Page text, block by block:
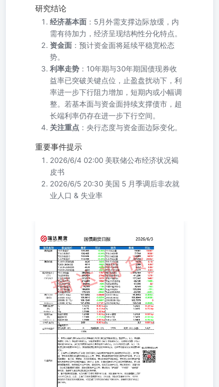
研究结论
经济基本面 ：5月外需支撑边际放缓，内
需有待加力，经济呈现结构性分化特点。
资金面 ：预计资金面将延续平稳宽松态
势。
利率走势 ：10年期与30年期国债现券收
益率已突破关键点位，止盈盘扰动下，利
率进一步下行阻力增加，短期内或小幅调
整。若基本面与资金面持续支撑债市，超
长端利率仍存在进一步下行空间。
关注重点 ：央行态度与资金面边际变化。
重要事件提示
2026/6/4 02:00 美联储公布经济状况褐
皮书
2026/6/5 20:30 美国 5 月季调后非农就
业人口 & 失业率
放情况。数据显示，5月，中期借贷便利（MLF）净投放
1000亿元，常备借贷便利（SLF）净投放9亿元，抵押补充
贷款（PSL）净回笼1545亿元，其他结构性货币政策工具净
投放1129亿元。公开市场业务方面，5月，7天期逆回购净投
放4898亿元，其他期限逆回购净回笼10000亿元，公开市场
国债买卖净投放500亿元。 研究员：廖宏斌 期货从业资格
号F30825507期货投资咨询从业证书号Z0020723 免责声明
本报告中的信息均来源于公开可获得资料，瑞达期货股份有
限公司力求准确可靠，但对这些信息的准确性及完整性不做
任何保证，据此投资，责任自负。本报告不构成个人投资建
议，客户应考虑本报告中的任何意见或建议是否符合其特定
状况。本报告版权仅为我公司所有，未经书面许可，任何机
构和个人不得以任何形式翻版、复制和发布。如引用、刊
发，需注明出处为瑞达期货股份有限公司研究院，且不得对
本报告进行有悖原意的引用、删节和修改。